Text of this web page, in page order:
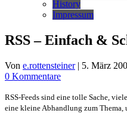
History
Impressum
RSS – Einfach &
Von e.rottensteiner | 5. März
0 Kommentare
RSS-Feeds sind eine tolle Sache,
eine kleine Abhandlung zum Thema,